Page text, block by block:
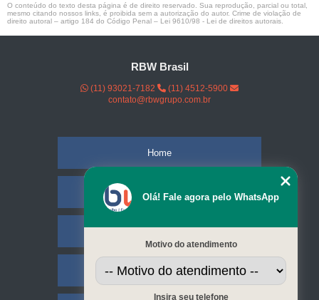
O conteúdo do texto desta página é de direito reservado. Sua reprodução, parcial ou total,
mesmo citando nossos links, é proibida sem a autorização do autor. Crime de violação de
direito autoral – artigo 184 do Código Penal – Lei 9610/98 - Lei de direitos autorais
RBW Brasil
(11) 93021-7182
(11) 4512-5900
contato@rbwgrupo.com.br
Home
Empresa
Serviços
Olá! Fale agora pelo WhatsApp
Motivo do atendimento
Insira seu telefone